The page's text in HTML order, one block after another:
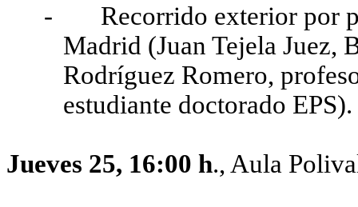
-
Recorrido exterior por
Madrid (Juan Tejela Juez,
Rodríguez Romero,
estudiante doctorado EPS).
Jueves 25, 16:00 h., Aula